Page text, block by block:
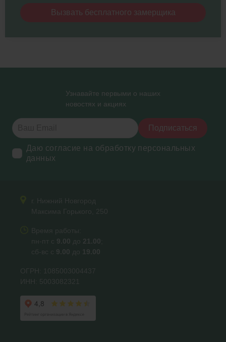
Вызвать бесплатного замерщика
Узнавайте первыми о наших
новостях и акциях
Подписаться
Даю согласие на обработку персональных
данных